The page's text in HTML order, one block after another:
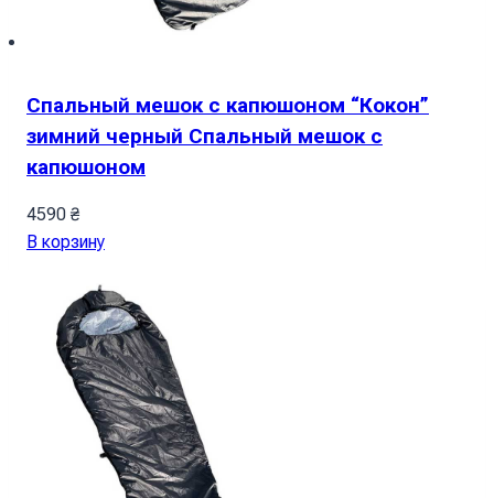
Спальный мешок с капюшоном “Кокон”
зимний черный Спальный мешок с
капюшоном
4590 ₴
В корзину